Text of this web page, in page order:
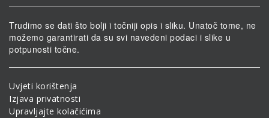
Trudimo se dati što bolji i točniji opis i sliku. Unatoč tome, ne
možemo garantirati da su svi navedeni podaci i slike u
potpunosti točne.
Uvjeti korištenja
Izjava privatnosti
Upravljajte kolačićima